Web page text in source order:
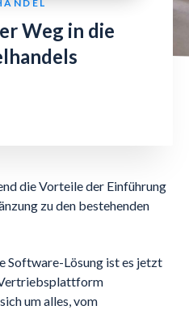
Weg in die
die Vorteile der Einführung
zu den bestehenden
Software-Lösung ist es jetzt
um alles, vom